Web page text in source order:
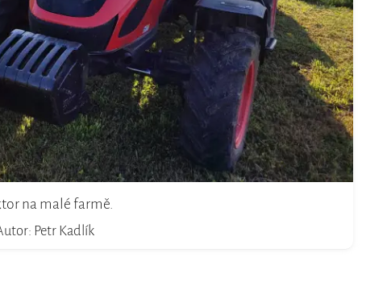
na malé farmě.
Petr Kadlík